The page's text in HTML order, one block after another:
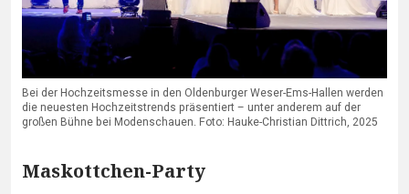
Bei der Hochzeitsmesse in den Oldenburger Weser-Ems-Hallen werden
die neuesten Hochzeitstrends präsentiert – unter anderem auf der
großen Bühne bei Modenschauen. Foto: Hauke-Christian Dittrich, 2025
Maskottchen-Party